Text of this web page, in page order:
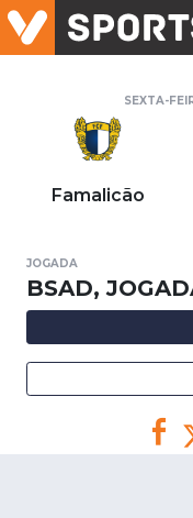
SEXTA-
Famalicão
JOGADA
BSAD,